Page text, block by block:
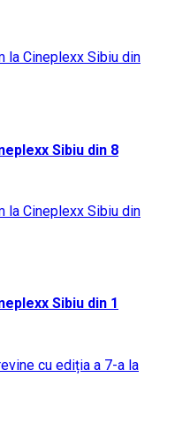
Sibiu din 8
Sibiu din 1